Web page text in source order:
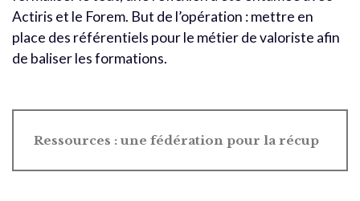
Actiris et le Forem. But de l’opération : mettre en
place des référentiels pour le métier de valoriste afin
de baliser les formations.
Ressources : une fédération pour la récup